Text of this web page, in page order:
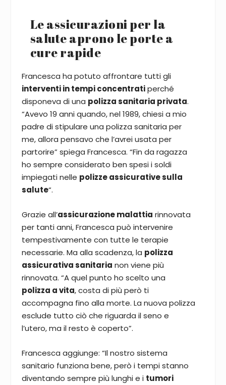
Le assicurazioni per la
salute aprono le porte a
cure rapide
Francesca ha potuto affrontare tutti gli
interventi in tempi concentratiperché
disponeva di una polizza sanitaria privata.
“Avevo 19 anni quando, nel 1989, chiesi a mio
padre di stipulare una polizza sanitaria per
me, allora pensavo che l’avrei usata per
partorire” spiega Francesca. “Fin da ragazza
ho sempre considerato ben spesi i soldi
impiegati nelle polizze assicurative sulla
salute“.
Grazie all’assicurazione malattia rinnovata
per tanti anni, Francesca può intervenire
tempestivamente con tutte le terapie
necessarie. Ma alla scadenza, la polizza
assicurativa sanitaria non viene più
rinnovata. “A quel punto ho scelto una
polizza a vita, costa di più però ti
accompagna fino alla morte. La nuova polizza
esclude tutto ciò che riguarda il seno e
l’utero, ma il resto è coperto”.
Francesca aggiunge: “Il nostro sistema
sanitario funziona bene, però i tempi stanno
diventando sempre più lunghi e i tumori